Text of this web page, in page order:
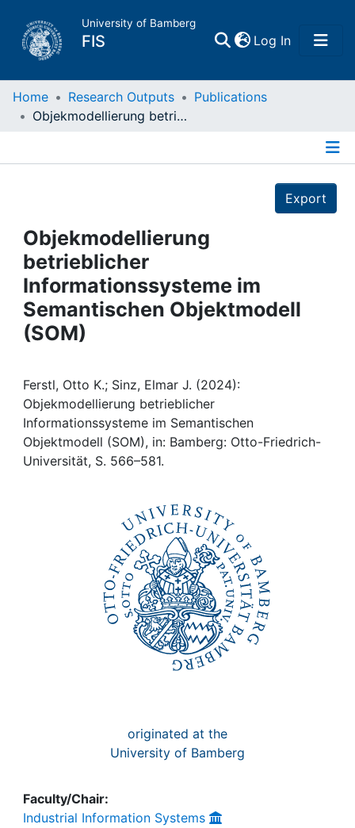
University of Bamberg
FIS Log In(current)
Home
Projects
People
Institutions
My FIS
Help
Home Research Outputs
Publications
Objekmodellierung betrieblicher Informationssysteme im Semantischen Objektmodell (SOM)
Export
Objekmodellierung
betrieblicher
Informationssysteme im
Semantischen Objektmodell
(SOM)
Ferstl, Otto K.; Sinz, Elmar J. (2024):
Objekmodellierung betrieblicher
Informationssysteme im Semantischen
Objektmodell (SOM), in: Bamberg: Otto-Friedrich-
Universität, S. 566–581.
originated at the
University of Bamberg
Faculty/Chair:
Industrial Information Systems